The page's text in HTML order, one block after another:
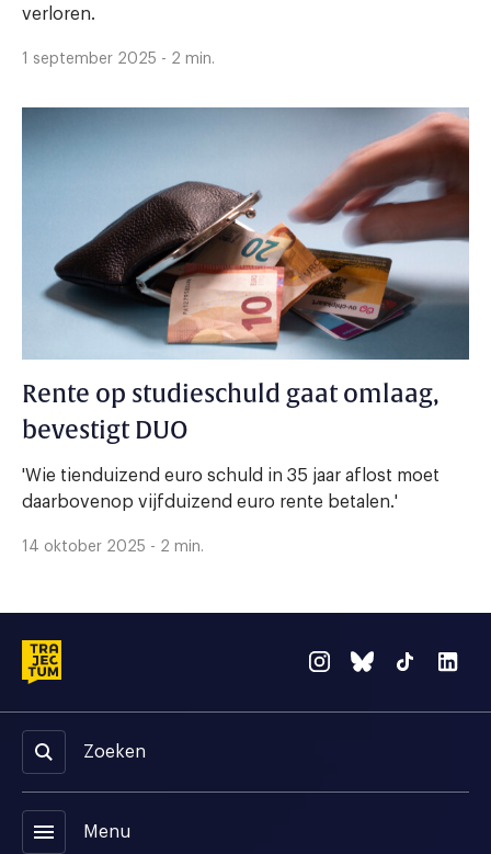
verloren.
1 september 2025 - 2 min.
Rente op studieschuld gaat omlaag,
bevestigt DUO
'Wie tienduizend euro schuld in 35 jaar aflost moet
daarbovenop vijfduizend euro rente betalen.'
14 oktober 2025 - 2 min.
Zoeken
menu Menu